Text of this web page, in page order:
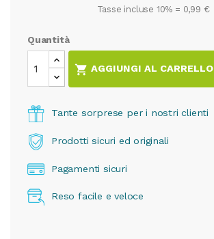
Tasse incluse 10% = 0,99 €
Quantità
 AGGIUNGI AL CARRELLO
Tante sorprese per i nostri clienti
Prodotti sicuri ed originali
Pagamenti sicuri
Reso facile e veloce